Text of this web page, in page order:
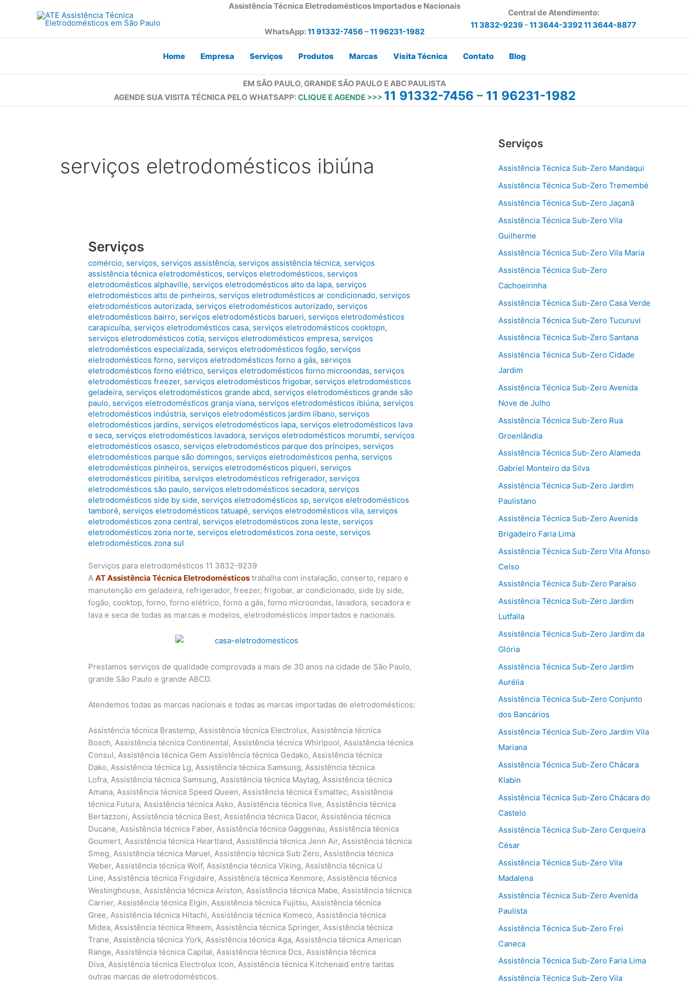
Assistência Técnica Eletrodomésticos Importados e Nacionais
WhatsApp:11 91332-7456 –11 96231-1982
Central de Atendimento:
11 3832-9239 - 11 3644-339211 3644-8877
Home Empresa Serviços Produtos Marcas Visita Técnica Contato Blog
EM SÃO PAULO, GRANDE SÃO PAULO E ABC PAULISTA
AGENDE SUA VISITA TÉCNICA PELO WHATSAPP:CLIQUE E AGENDE >>> 11 91332-7456 – 11 96231-1982
serviços eletrodomésticos ibiúna
Serviços
comércio, serviços, serviços assistência, serviços assistência técnica, serviços
assistência técnica eletrodomésticos, serviços eletrodomésticos, serviços
eletrodomésticos alphaville, serviços eletrodomésticos alto da lapa, serviços
eletrodomésticos alto de pinheiros, serviços eletrodomésticos ar condicionado, serviços
eletrodomésticos autorizada, serviços eletrodomésticos autorizado, serviços
eletrodomésticos bairro, serviços eletrodomésticos barueri, serviços eletrodomésticos
carapicuíba, serviços eletrodomésticos casa, serviços eletrodomésticos cooktopn,
serviços eletrodomésticos cotia, serviços eletrodomésticos empresa, serviços
eletrodomésticos especializada, serviços eletrodomésticos fogão, serviços
eletrodomésticos forno, serviços eletrodomésticos forno a gás, serviços
eletrodomésticos forno elétrico, serviços eletrodomésticos forno microondas, serviços
eletrodomésticos freezer, serviços eletrodomésticos frigobar, serviços eletrodomésticos
geladeira, serviços eletrodomésticos grande abcd, serviços eletrodomésticos grande são
paulo, serviços eletrodomésticos granja viana, serviços eletrodomésticos ibiúna, serviços
eletrodomésticos indústria, serviços eletrodomésticos jardim líbano, serviços
eletrodomésticos jardins, serviços eletrodomésticos lapa, serviços eletrodomésticos lava
e seca, serviços eletrodomésticos lavadora, serviços eletrodomésticos morumbi, serviços
eletrodomésticos osasco, serviços eletrodomésticos parque dos príncipes, serviços
eletrodomésticos parque são domingos, serviços eletrodomésticos penha, serviços
eletrodomésticos pinheiros, serviços eletrodomésticos piqueri, serviços
eletrodomésticos piritiba, serviços eletrodomésticos refrigerador, serviços
eletrodomésticos são paulo, serviços eletrodomésticos secadora, serviços
eletrodomésticos side by side, serviços eletrodomésticos sp, serviços eletrodomésticos
tamboré, serviços eletrodomésticos tatuapé, serviços eletrodomésticos vila, serviços
eletrodomésticos zona central, serviços eletrodomésticos zona leste, serviços
eletrodomésticos zona norte, serviços eletrodomésticos zona oeste, serviços
eletrodomésticos zona sul
Serviços para eletrodomésticos 11 3832-9239
AAT Assistência Técnica Eletrodomésticos trabalha com instalação, conserto, reparo e
manutenção em geladeira, refrigerador, freezer, frigobar, ar condicionado, side by side,
fogão, cooktop, forno, forno elétrico, forno a gás, forno microondas, lavadora, secadora e
lava e seca de todas as marcas e modelos, eletrodomésticos importados e nacionais.
Prestamos serviços de qualidade comprovada a mais de 30 anos na cidade de São Paulo,
grande São Paulo e grande ABCD.
Atendemos todas as marcas nacionais e todas as marcas importadas de eletrodomésticos:
Assistência técnica Brastemp, Assistência técnica Electrolux, Assistência técnica
Bosch, Assistência técnica Continental, Assistência técnica Whirlpool, Assistência técnica
Consul, Assistência técnica Gem Assistência técnica Gedako, Assistência técnica
Dako, Assistência técnica Lg, Assistência técnica Samsung, Assistência técnica
Lofra, Assistência técnica Samsung, Assistência técnica Maytag, Assistência técnica
Amana, Assistência técnica Speed Queen, Assistência técnica Esmaltec, Assistência
técnica Futura, Assistência técnica Asko, Assistência técnica Ilve, Assistência técnica
Bertazzoni, Assistência técnica Best, Assistência técnica Dacor, Assistência técnica
Ducane, Assistência técnica Faber, Assistência técnica Gaggenau, Assistência técnica
Goumert, Assistência técnica Heartland, Assistência técnica Jenn Air, Assistência técnica
Smeg, Assistência técnica Maruel, Assistência técnica Sub Zero, Assistência técnica
Weber, Assistência técnica Wolf, Assistência técnica Viking, Assistência técnica U
Line, Assistência técnica Frigidaire, Assistência técnica Kenmore, Assistência técnica
Westinghouse, Assistência técnica Ariston, Assistência técnica Mabe, Assistência técnica
Carrier, Assistência técnica Elgin, Assistência técnica Fujitsu, Assistência técnica
Gree, Assistência técnica Hitachi, Assistência técnica Komeco, Assistência técnica
Midea, Assistência técnica Rheem, Assistência técnica Springer, Assistência técnica
Trane, Assistência técnica York, Assistência técnica Aga, Assistência técnica American
Range, Assistência técnica Capital, Assistência técnica Dcs, Assistência técnica
Diva, Assistência técnica Electrolux Icon, Assistência técnica Kitchenaid entre tantas
outras marcas de eletrodomésticos.
Serviços
Assistência Técnica Sub-Zero Mandaqui
Assistência Técnica Sub-Zero Tremembé
Assistência Técnica Sub-Zero Jaçanã
Assistência Técnica Sub-Zero Vila
Guilherme
Assistência Técnica Sub-Zero Vila Maria
Assistência Técnica Sub-Zero
Cachoeirinha
Assistência Técnica Sub-Zero Casa Verde
Assistência Técnica Sub-Zero Tucuruvi
Assistência Técnica Sub-Zero Santana
Assistência Técnica Sub-Zero Cidade
Jardim
Assistência Técnica Sub-Zero Avenida
Nove de Julho
Assistência Técnica Sub-Zero Rua
Groenlândia
Assistência Técnica Sub-Zero Alameda
Gabriel Monteiro da Silva
Assistência Técnica Sub-Zero Jardim
Paulistano
Assistência Técnica Sub-Zero Avenida
Brigadeiro Faria Lima
Assistência Técnica Sub-Zero Vila Afonso
Celso
Assistência Técnica Sub-Zero Paraíso
Assistência Técnica Sub-Zero Jardim
Lutfalla
Assistência Técnica Sub-Zero Jardim da
Glória
Assistência Técnica Sub-Zero Jardim
Aurélia
Assistência Técnica Sub-Zero Conjunto
dos Bancários
Assistência Técnica Sub-Zero Jardim Vila
Mariana
Assistência Técnica Sub-Zero Chácara
Klabin
Assistência Técnica Sub-Zero Chácara do
Castelo
Assistência Técnica Sub-Zero Cerqueira
César
Assistência Técnica Sub-Zero Vila
Madalena
Assistência Técnica Sub-Zero Avenida
Paulista
Assistência Técnica Sub-Zero Frei
Caneca
Assistência Técnica Sub-Zero Faria Lima
Assistência Técnica Sub-Zero Vila